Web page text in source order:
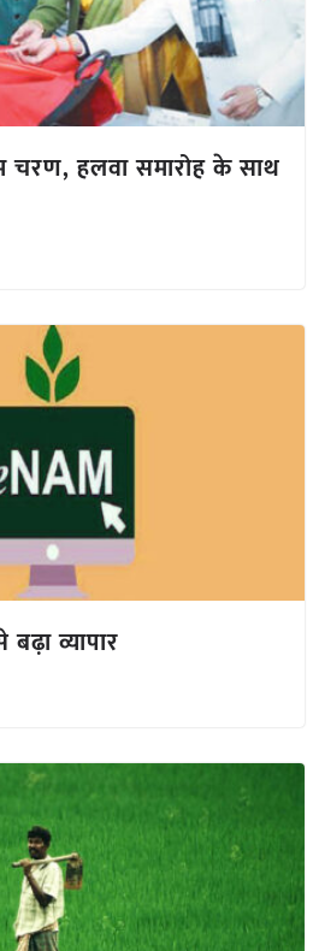
चरण, हलवा समारोह के साथ
व्यापार